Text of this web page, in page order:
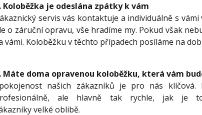
Koloběžka je odeslána zpátky k vám
servis vás kontaktuje a individuálně s
o záruční opravu, vše hradíme my. Pokud však
vámi. Koloběžku v těchto případech posíláme na
Máte doma opravenou koloběžku, která vám
našich zákazníků je pro nás
ale hlavně tak rychle, jak je
velké oblibě.